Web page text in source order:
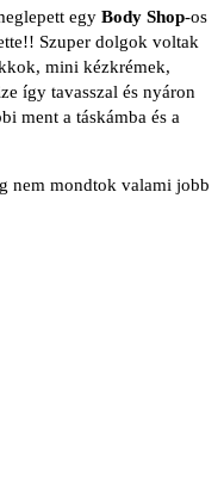
egy Body Shop-os
Szuper dolgok voltak
mini kézkrémek,
így tavasszal és nyáron
ment a táskámba és a
nem mondtok valami jobb